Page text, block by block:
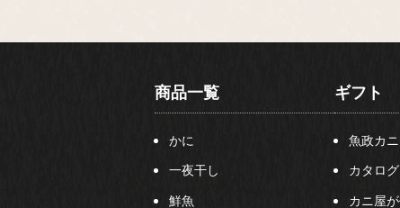
商品一覧
かに
一夜干し
鮮魚
ギフト
魚政カ
カタロ
カニ屋